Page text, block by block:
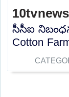
10tvnews
సీసీఐ
Cotton